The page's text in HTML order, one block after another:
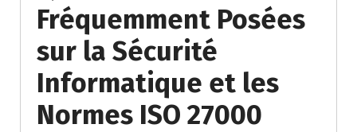
Fréquemment Posées
sur la Sécurité
Informatique et les
Normes ISO 27000